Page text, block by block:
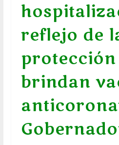
reflejo de
protección
brindan